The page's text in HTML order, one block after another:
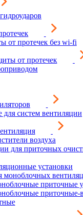
от протечек без wi-fi
от протечек
для систем вентиляции
воздуха
для приточных
установки
моноблочных
приточные
приточные-